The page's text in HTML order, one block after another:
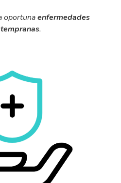
oportunaenfermedades
.